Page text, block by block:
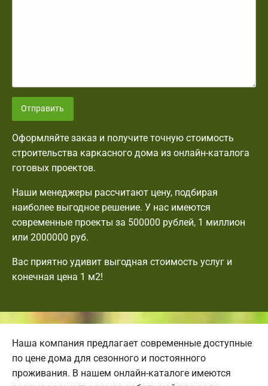
Отправить
Оформляйте заказ и получите точную стоимость
строительства каркасного дома из онлайн-каталога
готовых проектов.
Наши менеджеры рассчитают цену, подбирая
наиболее выгодное решение. У нас имеются
современные проекты за 500000 рублей, 1 миллион
или 2000000 руб.
Вас приятно удивит выгодная стоимость услуг и
конечная цена 1 м2!
Наша компания предлагает современные доступные
по цене дома для сезонного и постоянного
проживания. В нашем онлайн-каталоге имеются